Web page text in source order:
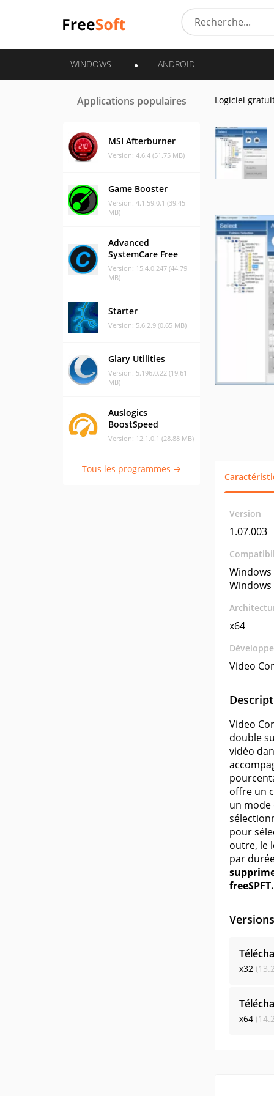
WINDOWS ANDROID
Applications populaires
MSI Afterburner
Version: 4.6.4 (51.75 MB)
Game Booster
Version: 4.1.59.0.1 (39.45
MB)
Advanced
SystemCare Free
Version: 15.4.0.247 (44.79
MB)
Starter
Version: 5.6.2.9 (0.65 MB)
Glary Utilities
Version: 5.196.0.22 (19.61
MB)
Auslogics
BoostSpeed
Version: 12.1.0.1 (28.88 MB)
Tous les programmes →
Logiciel
Version
1.07.003
Windows
Windows
x64
Video
Video
double
vidéo
offre un
un mode
pour
outre, le
par
Versions
x32
x64